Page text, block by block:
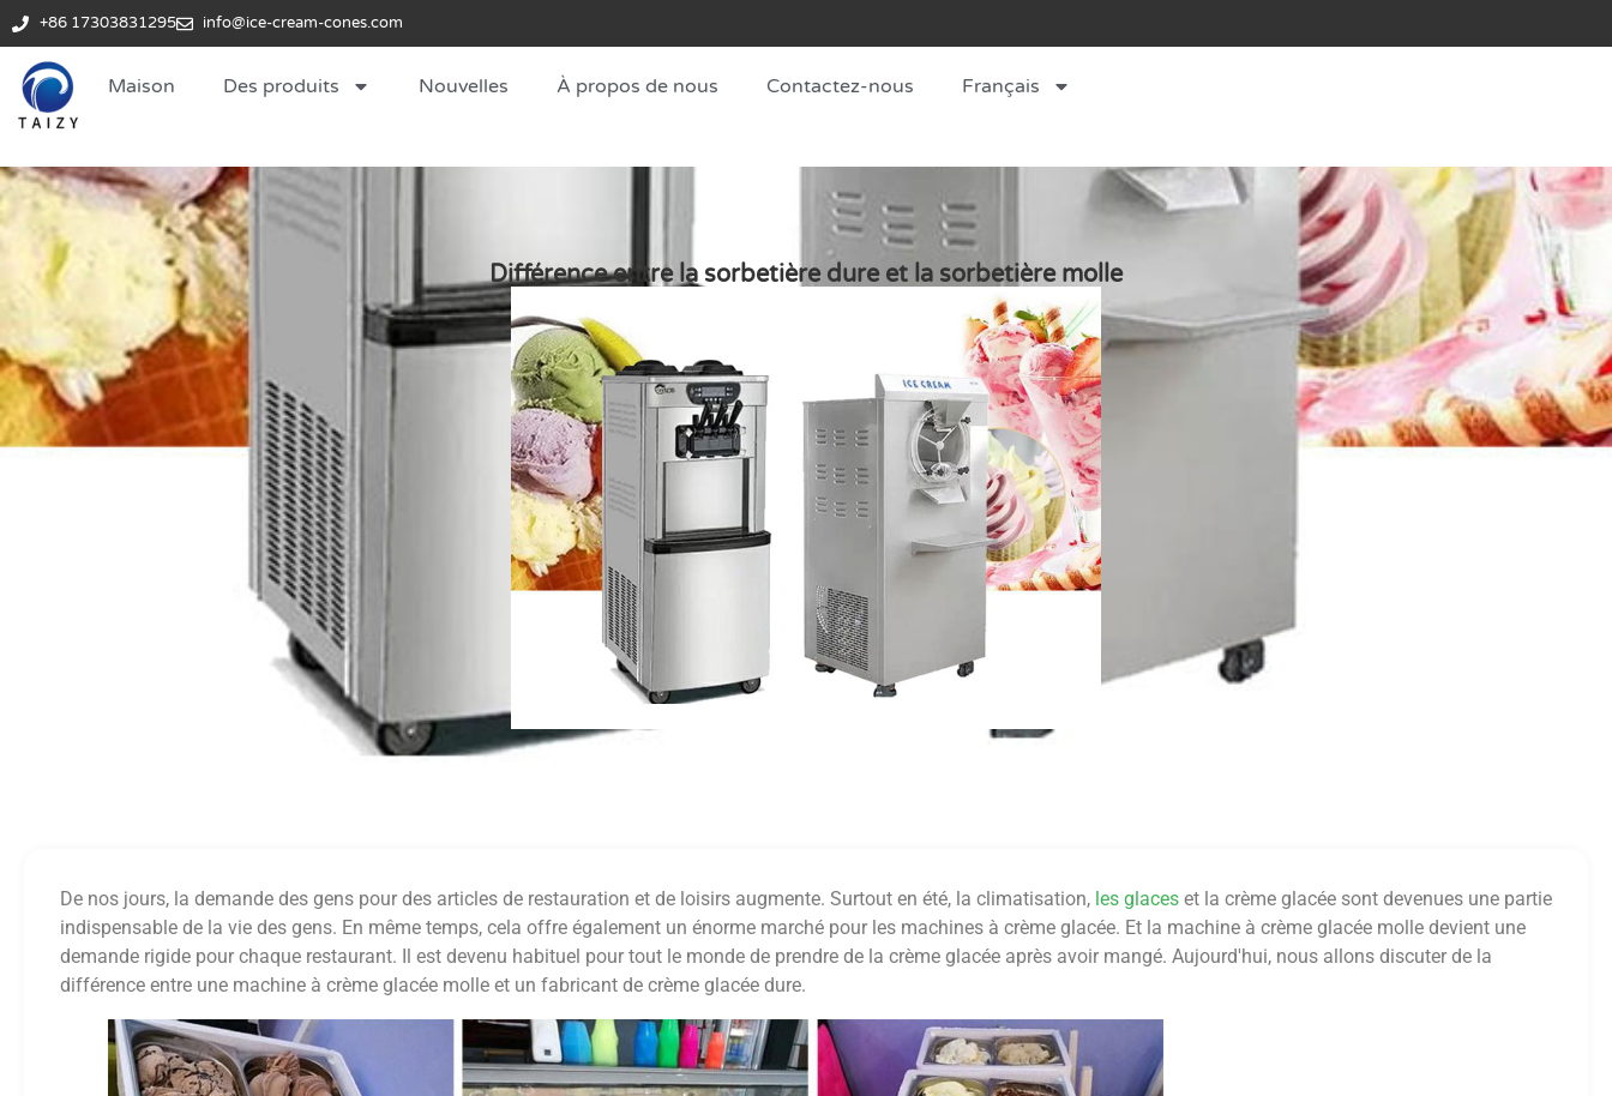
+86 17303831295 info@ice-cream-cones.com
Maison Des produits Nouvelles À propos de nous Contactez-nous Français
Différence entre la sorbetière dure et la sorbetière molle
De nos jours, la demande des gens pour des articles de restauration et de loisirs augmente. Surtout en été, la climatisation, les glaces et la crème glacée sont devenues une partie
indispensable de la vie des gens. En même temps, cela offre également un énorme marché pour les machines à crème glacée. Et la machine à crème glacée molle devient une
demande rigide pour chaque restaurant. Il est devenu habituel pour tout le monde de prendre de la crème glacée après avoir mangé. Aujourd'hui, nous allons discuter de la
différence entre une machine à crème glacée molle et un fabricant de crème glacée dure.